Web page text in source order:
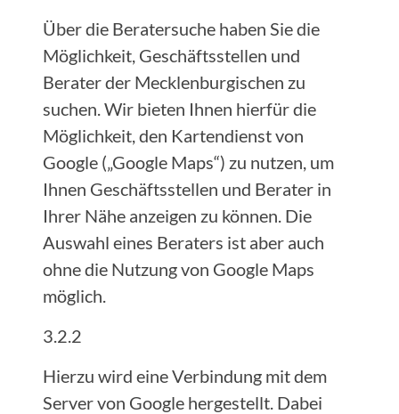
Über die Beratersuche haben Sie die
Möglichkeit, Geschäftsstellen und
Berater der Mecklenburgischen zu
suchen. Wir bieten Ihnen hierfür die
Möglichkeit, den Kartendienst von
Google („Google Maps“) zu nutzen, um
Ihnen Geschäftsstellen und Berater in
Ihrer Nähe anzeigen zu können. Die
Auswahl eines Beraters ist aber auch
ohne die Nutzung von Google Maps
möglich.
3.2.2
Hierzu wird eine Verbindung mit dem
Server von Google hergestellt. Dabei